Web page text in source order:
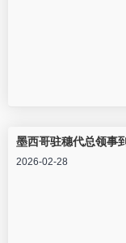
2026-02-28